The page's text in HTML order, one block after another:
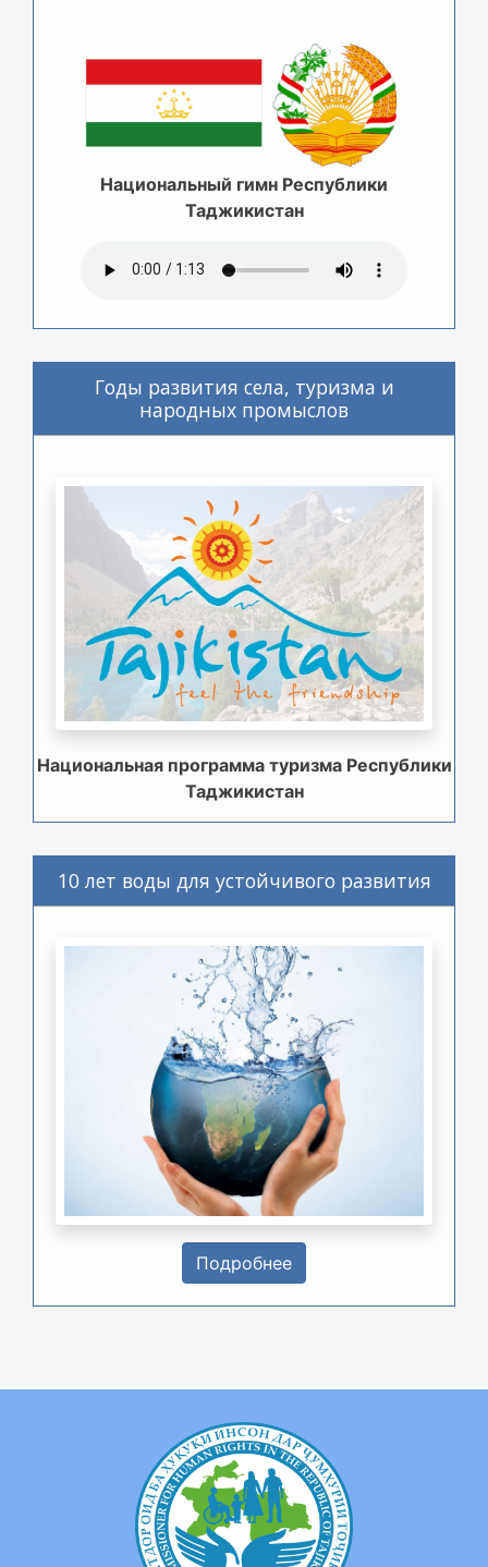
Национальный гимн Республики
Таджикистан
Годы развития села, туризма и
народных промыслов
Национальная программа туризма Республики
Таджикистан
10 лет воды для устойчивого развития
Подробнее